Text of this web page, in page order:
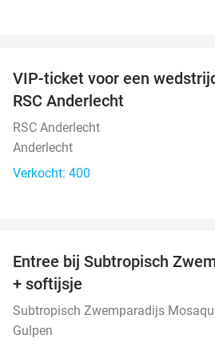
OUT
VIP-ticket voor een
RSC Anderlecht
RSC Anderlecht
Anderlecht
Verkocht: 400
Entree bij Subtropisch
+ softijsje
Subtropisch Zwemparadijs
Gulpen